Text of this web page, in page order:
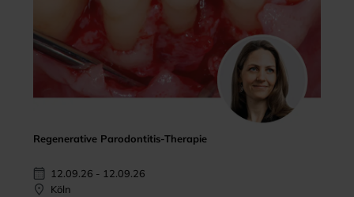
Regenerative Parodontitis-Therapie
12.09.26 - 12.09.26
Köln